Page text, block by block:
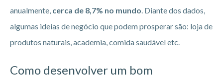
anualmente, cerca de 8,7% no mundo. Diante dos dados,
algumas ideias de negócio que podem prosperar são: loja de
produtos naturais, academia, comida saudável etc.
Como desenvolver um bom